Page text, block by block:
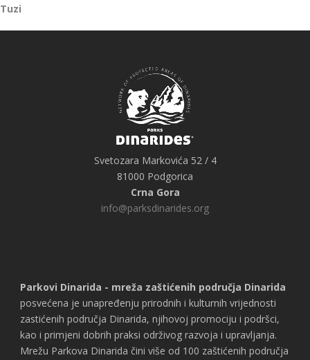
Tuzi
Svetozara Markovića 52 / 4
81000 Podgorica
Crna Gora
info@parksdinarides.org
Parkovi Dinarida - mreža zaštićenih područja Dinarida
posvećena je unapređenju prirodnih i kulturnih vrijednosti
zastićenih područja Dinarida, njihovoj promociju i podršci,
kao i primjeni dobrih praksi održivog razvoja i upravljanja.
Mrežu Parkova Dinarida čini više od 100 zaštićenih područja